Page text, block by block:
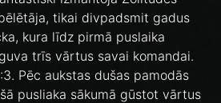
tikai divpadsmit gadus
kura līdz pirmā puslaika
trīs vārtus savai komandai.
Pēc aukstas dušas pamodās
pusliaka sākumā gūstot vārtus